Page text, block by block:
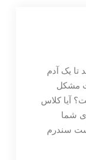
تا یک آدم
مشکل
آیا کلاس
شما
سندرم